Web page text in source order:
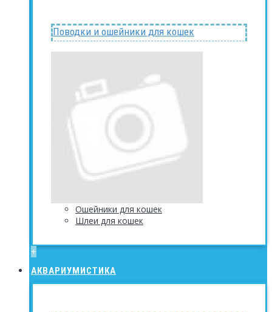
Поводки и ошейники для кошек
Ошейники для кошек
Шлеи для кошек
+
АКВАРИУМИСТИКА